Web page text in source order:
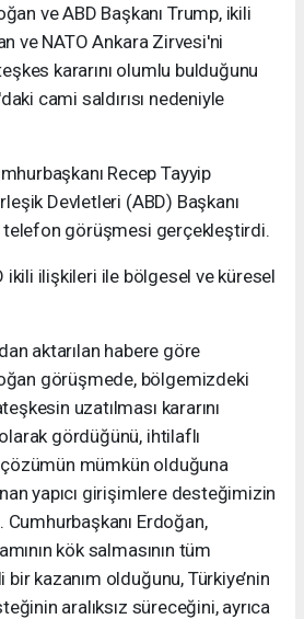
ve ABD Başkanı Trump, ikili
ve NATO Ankara Zirvesi'ni
kararını olumlu bulduğunu
cami saldırısı nedeniyle
Recep Tayyip
Devletleri (ABD) Başkanı
telefon görüşmesi gerçekleştirdi.
ikili ilişkileri ile bölgesel ve küresel
aktarılan habere göre
görüşmede, bölgemizdeki
uzatılması kararını
gördüğünü, ihtilaflı
mümkün olduğuna
yapıcı girişimlere desteğimizin
Erdoğan,
kök salmasının tüm
kazanım olduğunu, Türkiye’nin
aralıksız süreceğini, ayrıca